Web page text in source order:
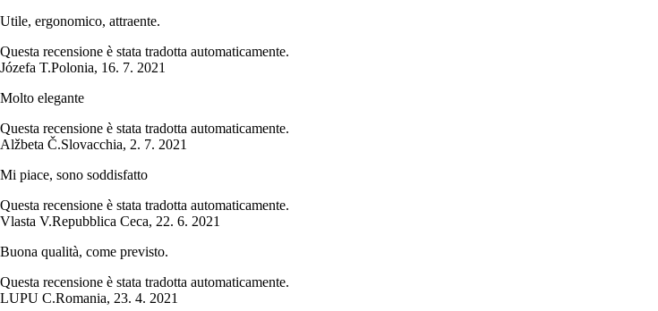
Utile, ergonomico, attraente.
Questa recensione è stata tradotta automaticamente.
Józefa T.Polonia, 16. 7. 2021
Molto elegante
Questa recensione è stata tradotta automaticamente.
Alžbeta Č.Slovacchia, 2. 7. 2021
Mi piace, sono soddisfatto
Questa recensione è stata tradotta automaticamente.
Vlasta V.Repubblica Ceca, 22. 6. 2021
Buona qualità, come previsto.
Questa recensione è stata tradotta automaticamente.
LUPU C.Romania, 23. 4. 2021